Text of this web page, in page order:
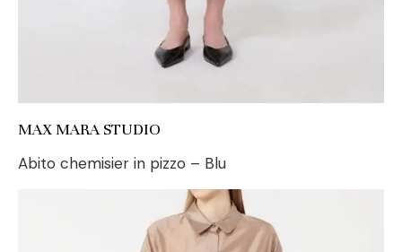
MAX MARA STUDIO
Abito chemisier in pizzo – Blu